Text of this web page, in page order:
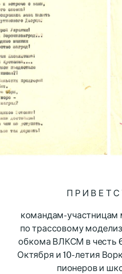
П Р И В Е Т С
командам-участницам
по трассовому
обкома ВЛКСМ в честь
Октября и 10-летия
пионеров и